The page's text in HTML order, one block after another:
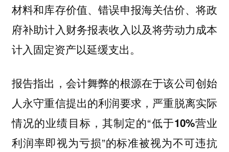
材料和库存价值、错误申报海关估价、将政
府补助计入财务报表收入以及将劳动力成本
计入固定资产以延缓支出。
报告指出，会计舞弊的根源在于该公司创始
人永守重信提出的利润要求，严重脱离实际
情况的业绩目标，其制定的“低于10%营业
利润率即视为亏损”的标准被视为不可违抗